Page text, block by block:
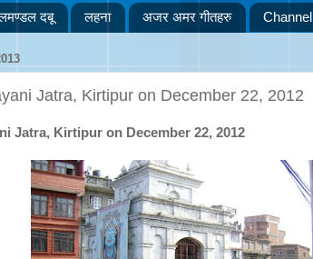
दबू लहना अजर अमर गीतहरु Channel
Jatra, Kirtipur on December 22, 2012
Jatra, Kirtipur on December 22, 2012